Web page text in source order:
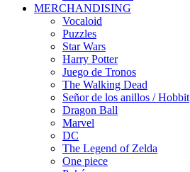
MERCHANDISING
Vocaloid
Puzzles
Star Wars
Harry Potter
Juego de Tronos
The Walking Dead
Señor de los anillos / Hobbit
Dragon Ball
Marvel
DC
The Legend of Zelda
One piece